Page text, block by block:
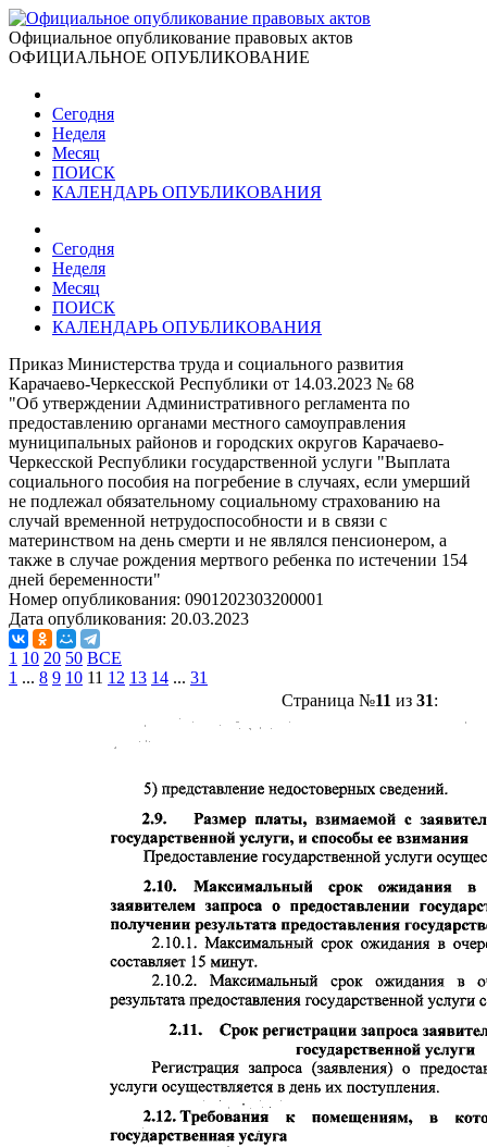
Официальное опубликование правовых актов
ОФИЦИАЛЬНОЕ ОПУБЛИКОВАНИЕ
Сегодня
Неделя
Месяц
ПОИСК
КАЛЕНДАРЬ ОПУБЛИКОВАНИЯ
Сегодня
Неделя
Месяц
ПОИСК
КАЛЕНДАРЬ ОПУБЛИКОВАНИЯ
Приказ Министерства труда и социального развития
Карачаево-Черкесской Республики от 14.03.2023 № 68
"Об утверждении Административного регламента по
предоставлению органами местного самоуправления
муниципальных районов и городских округов Карачаево-
Черкесской Республики государственной услуги "Выплата
социального пособия на погребение в случаях, если умерший
не подлежал обязательному социальному страхованию на
случай временной нетрудоспособности и в связи с
материнством на день смерти и не являлся пенсионером, а
также в случае рождения мертвого ребенка по истечении 154
дней беременности"
Номер опубликования: 0901202303200001
Дата опубликования: 20.03.2023
1 10 20 50 ВСЕ
1 ... 8 9 10 11 12 13 14 ... 31
Страница №11 из 31: